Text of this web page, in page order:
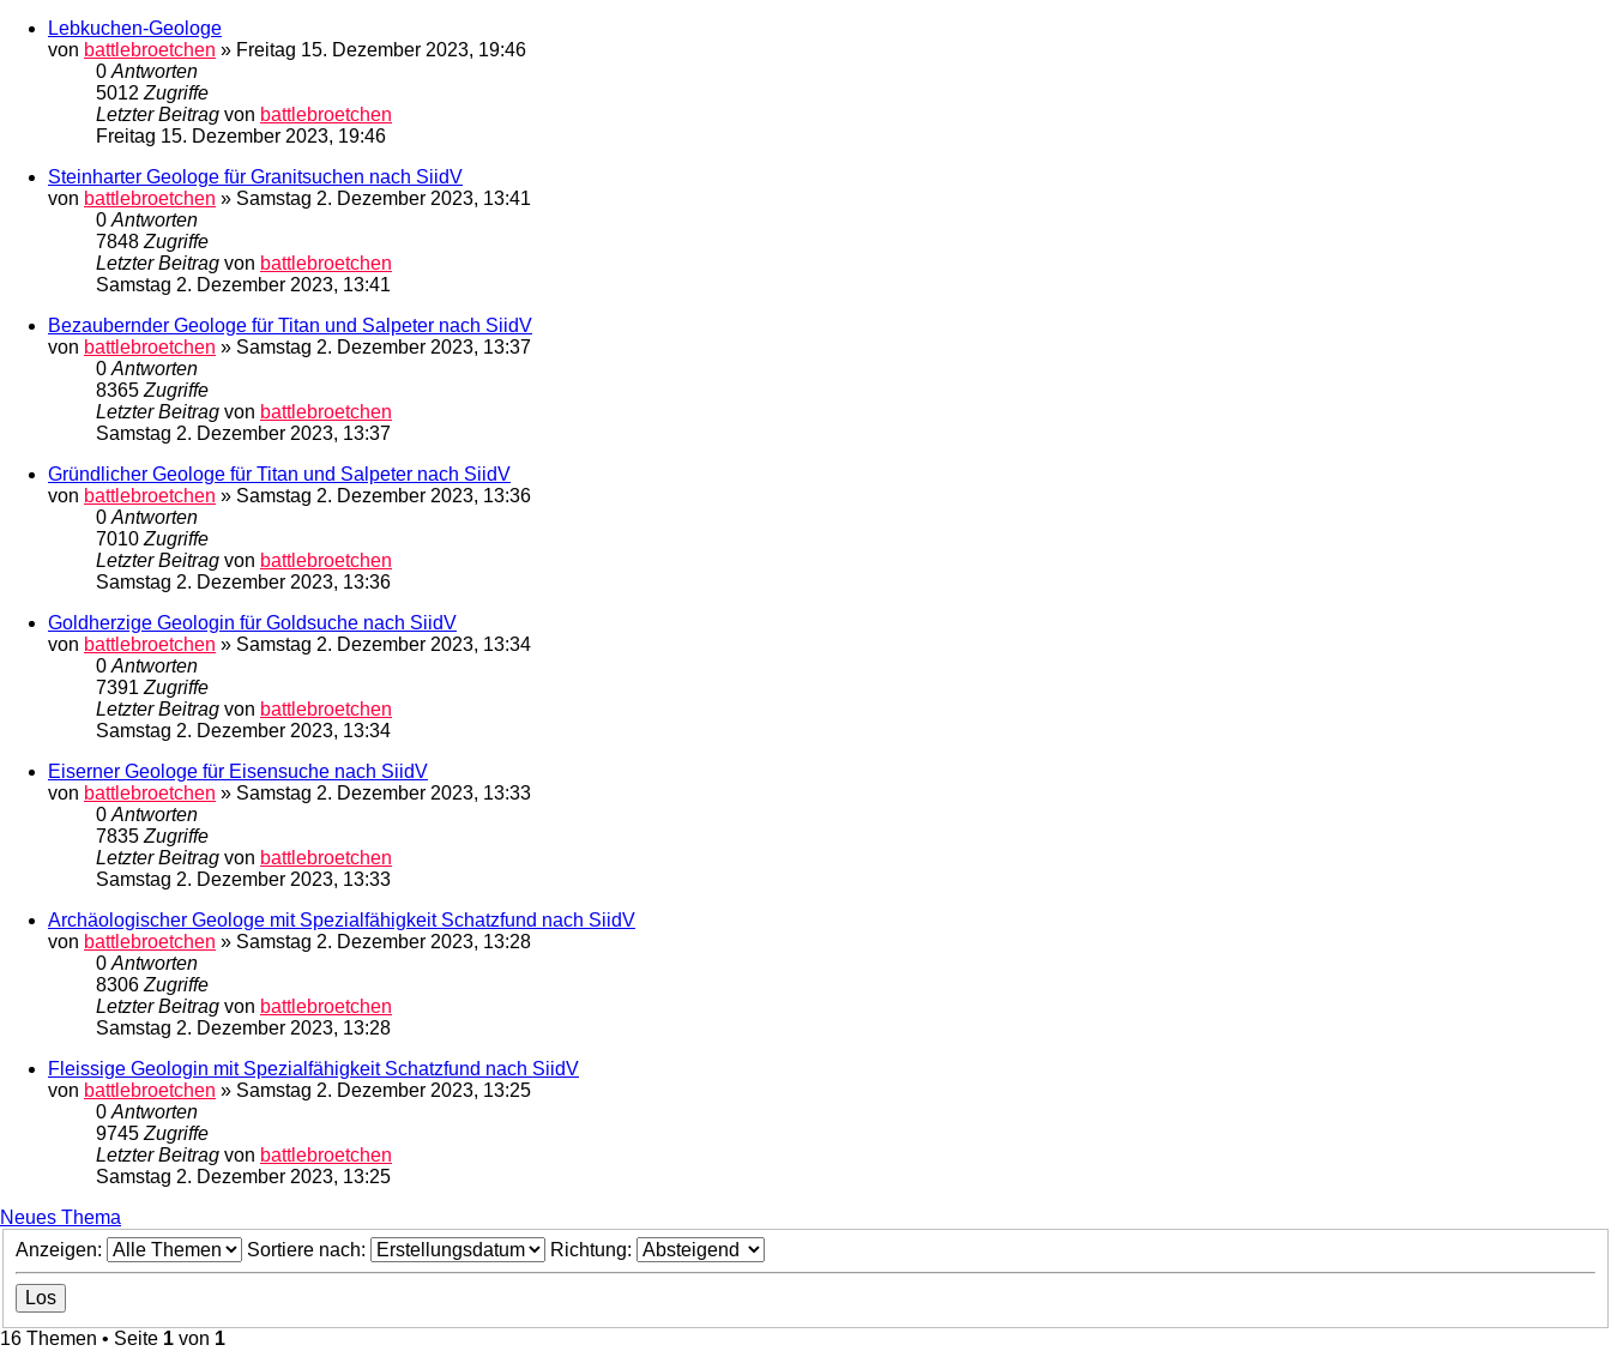
Lebkuchen-Geologe
von battlebroetchen » Freitag 15. Dezember 2023, 19:46
0Antworten
5012Zugriffe
Letzter Beitrag von battlebroetchen
Freitag 15. Dezember 2023, 19:46
Steinharter Geologe für Granitsuchen nach SiidV
von battlebroetchen » Samstag 2. Dezember 2023, 13:41
0Antworten
7848Zugriffe
Letzter Beitrag von battlebroetchen
Samstag 2. Dezember 2023, 13:41
Bezaubernder Geologe für Titan und Salpeter nach SiidV
von battlebroetchen » Samstag 2. Dezember 2023, 13:37
0Antworten
8365Zugriffe
Letzter Beitrag von battlebroetchen
Samstag 2. Dezember 2023, 13:37
Gründlicher Geologe für Titan und Salpeter nach SiidV
von battlebroetchen » Samstag 2. Dezember 2023, 13:36
0Antworten
7010Zugriffe
Letzter Beitrag von battlebroetchen
Samstag 2. Dezember 2023, 13:36
Goldherzige Geologin für Goldsuche nach SiidV
von battlebroetchen » Samstag 2. Dezember 2023, 13:34
0Antworten
7391Zugriffe
Letzter Beitrag von battlebroetchen
Samstag 2. Dezember 2023, 13:34
Eiserner Geologe für Eisensuche nach SiidV
von battlebroetchen » Samstag 2. Dezember 2023, 13:33
0Antworten
7835Zugriffe
Letzter Beitrag von battlebroetchen
Samstag 2. Dezember 2023, 13:33
Archäologischer Geologe mit Spezialfähigkeit Schatzfund nach SiidV
von battlebroetchen » Samstag 2. Dezember 2023, 13:28
0Antworten
8306Zugriffe
Letzter Beitrag von battlebroetchen
Samstag 2. Dezember 2023, 13:28
Fleissige Geologin mit Spezialfähigkeit Schatzfund nach SiidV
von battlebroetchen » Samstag 2. Dezember 2023, 13:25
0Antworten
9745Zugriffe
Letzter Beitrag von battlebroetchen
Samstag 2. Dezember 2023, 13:25
Neues Thema
Anzeigen:
Sortiere nach: Richtung:
16 Themen • Seite 1 von 1